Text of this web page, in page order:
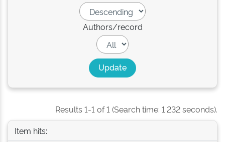
Authors/record
Results 1-1 of 1 (Search time: 1.232 seconds).
Item hits: